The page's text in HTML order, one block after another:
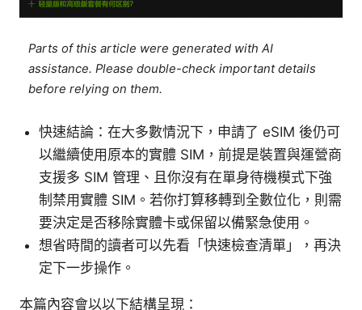
Parts of this article were generated with AI
assistance. Please double-check important details
before relying on them.
快速結論：在大多數情況下，申請了 eSIM 後仍可
以繼續使用原本的實體 SIM，前提是裝置與運營商
支援多 SIM 管理、且你沒有在單身待機模式下強
制禁用實體 SIM。若你打算移轉到全數位化，則需
要決定是否移除實體卡或保留以備緊急使用。
想省時間的讀者可以先看「快速檢查清單」，再決
定下一步操作。
本篇內容會以以下結構呈現：